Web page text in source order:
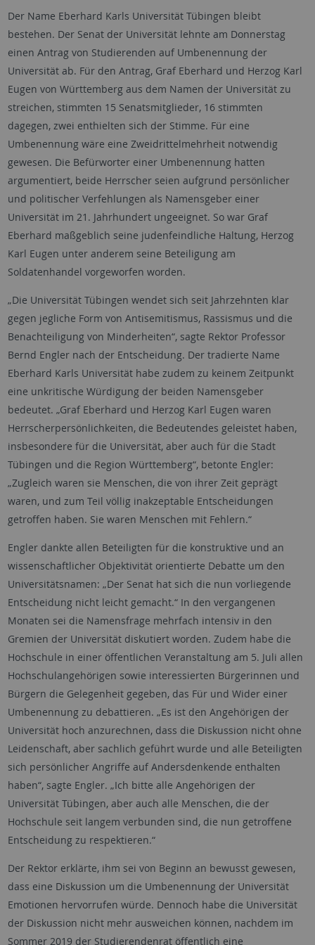
Der Name Eberhard Karls Universität Tübingen bleibt
bestehen. Der Senat der Universität lehnte am Donnerstag
einen Antrag von Studierenden auf Umbenennung der
Universität ab. Für den Antrag, Graf Eberhard und Herzog Karl
Eugen von Württemberg aus dem Namen der Universität zu
streichen, stimmten 15 Senatsmitglieder, 16 stimmten
dagegen, zwei enthielten sich der Stimme. Für eine
Umbenennung wäre eine Zweidrittelmehrheit notwendig
gewesen. Die Befürworter einer Umbenennung hatten
argumentiert, beide Herrscher seien aufgrund persönlicher
und politischer Verfehlungen als Namensgeber einer
Universität im 21. Jahrhundert ungeeignet. So war Graf
Eberhard maßgeblich seine judenfeindliche Haltung, Herzog
Karl Eugen unter anderem seine Beteiligung am
Soldatenhandel vorgeworfen worden.
„Die Universität Tübingen wendet sich seit Jahrzehnten klar
gegen jegliche Form von Antisemitismus, Rassismus und die
Benachteiligung von Minderheiten“, sagte Rektor Professor
Bernd Engler nach der Entscheidung. Der tradierte Name
Eberhard Karls Universität habe zudem zu keinem Zeitpunkt
eine unkritische Würdigung der beiden Namensgeber
bedeutet. „Graf Eberhard und Herzog Karl Eugen waren
Herrscherpersönlichkeiten, die Bedeutendes geleistet haben,
insbesondere für die Universität, aber auch für die Stadt
Tübingen und die Region Württemberg“, betonte Engler:
„Zugleich waren sie Menschen, die von ihrer Zeit geprägt
waren, und zum Teil völlig inakzeptable Entscheidungen
getroffen haben. Sie waren Menschen mit Fehlern.“
Engler dankte allen Beteiligten für die konstruktive und an
wissenschaftlicher Objektivität orientierte Debatte um den
Universitätsnamen: „Der Senat hat sich die nun vorliegende
Entscheidung nicht leicht gemacht.“ In den vergangenen
Monaten sei die Namensfrage mehrfach intensiv in den
Gremien der Universität diskutiert worden. Zudem habe die
Hochschule in einer öffentlichen Veranstaltung am 5. Juli allen
Hochschulangehörigen sowie interessierten Bürgerinnen und
Bürgern die Gelegenheit gegeben, das Für und Wider einer
Umbenennung zu debattieren. „Es ist den Angehörigen der
Universität hoch anzurechnen, dass die Diskussion nicht ohne
Leidenschaft, aber sachlich geführt wurde und alle Beteiligten
sich persönlicher Angriffe auf Andersdenkende enthalten
haben“, sagte Engler. „Ich bitte alle Angehörigen der
Universität Tübingen, aber auch alle Menschen, die der
Hochschule seit langem verbunden sind, die nun getroffene
Entscheidung zu respektieren.“
Der Rektor erklärte, ihm sei von Beginn an bewusst gewesen,
dass eine Diskussion um die Umbenennung der Universität
Emotionen hervorrufen würde. Dennoch habe die Universität
der Diskussion nicht mehr ausweichen können, nachdem im
Sommer 2019 der Studierendenrat öffentlich eine